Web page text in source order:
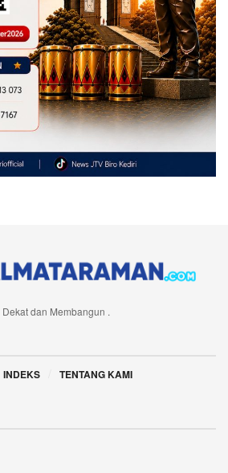
Dekat dan Membangun .
INDEKS TENTANG KAMI